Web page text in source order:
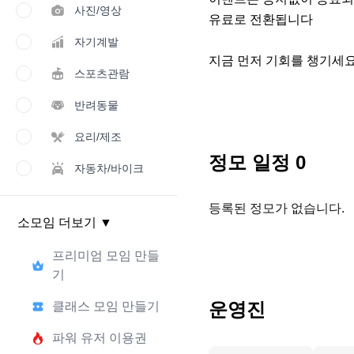
사진/영상
자기계발
스포츠관람
반려동물
요리/제조
자동차/바이크
소모임 더보기 ▼
프리미엄 모임 만들
기
클래스 모임 만들기
파워 유저 이용권
유료로 전환됩니다
지금 먼저 기회를 챙기세
정모 일정 0
등록된 정모가 없습니다.
운영진